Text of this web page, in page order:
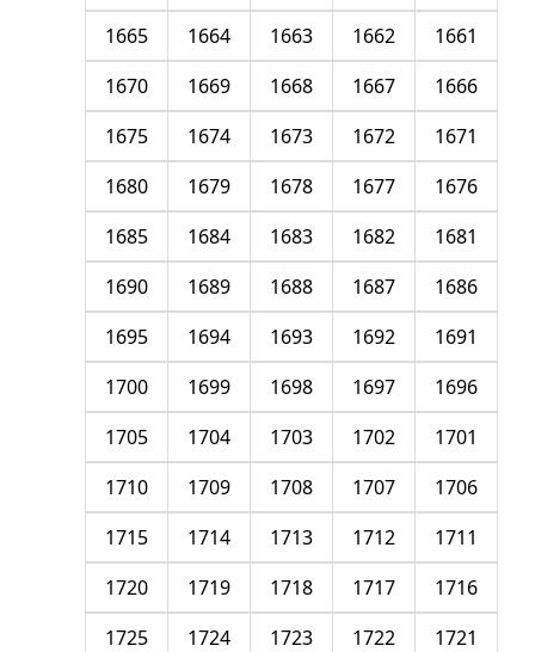
1661
1662
1663
1664
1665
1666
1667
1668
1669
1670
1671
1672
1673
1674
1675
1676
1677
1678
1679
1680
1681
1682
1683
1684
1685
1686
1687
1688
1689
1690
1691
1692
1693
1694
1695
1696
1697
1698
1699
1700
1701
1702
1703
1704
1705
1706
1707
1708
1709
1710
1711
1712
1713
1714
1715
1716
1717
1718
1719
1720
1721
1722
1723
1724
1725